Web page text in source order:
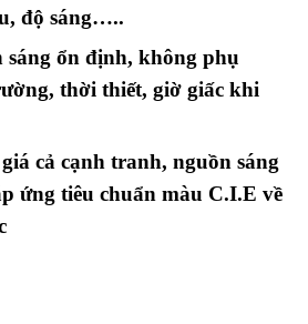
độ sáng…..
sáng ổn định, không phụ
thời thiết, giờ giấc khi
cả cạnh tranh, nguồn sáng
ứng tiêu chuẩn màu C.I.E về